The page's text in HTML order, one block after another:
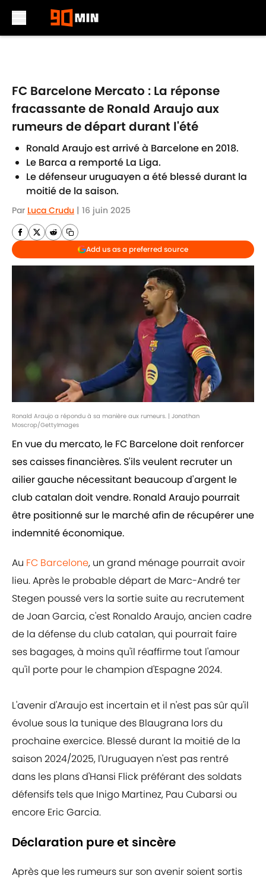
FC Barcelone Mercato : La réponse
fracassante de Ronald Araujo aux
rumeurs de départ durant l'été
Ronald Araujo est arrivé à Barcelone en 2018.
Le Barca a remporté La Liga.
Le défenseur uruguayen a été blessé durant la
moitié de la saison.
Par Luca Crudu | 16 juin 2025
Add us as a preferred source
Ronald Araujo a répondu à sa manière aux rumeurs. | Jonathan
Moscrop/GettyImages
En vue du mercato, le FC Barcelone doit renforcer
ses caisses financières. S'ils veulent recruter un
ailier gauche nécessitant beaucoup d'argent le
club catalan doit vendre. Ronald Araujo pourrait
être positionné sur le marché afin de récupérer une
indemnité économique.
Au FC Barcelone, un grand ménage pourrait avoir
lieu. Après le probable départ de Marc-André ter
Stegen poussé vers la sortie suite au recrutement
de Joan Garcia, c'est Ronaldo Araujo, ancien cadre
de la défense du club catalan, qui pourrait faire
ses bagages, à moins qu'il réaffirme tout l'amour
qu'il porte pour le champion d'Espagne 2024.
L'avenir d'Araujo est incertain et il n'est pas sûr qu'il
évolue sous la tunique des Blaugrana lors du
prochaine exercice. Blessé durant la moitié de la
saison 2024/2025, l'Uruguayen n'est pas rentré
dans les plans d'Hansi Flick préférant des soldats
défensifs tels que Inigo Martinez, Pau Cubarsi ou
encore Eric Garcia.
Déclaration pure et sincère
Après que les rumeurs sur son avenir soient sortis